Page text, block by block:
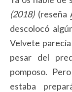
(2018) (reseña
descolocó
Velvete
pesar del
pomposo.
estaba